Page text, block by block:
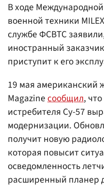
В ходе
военной техники
службе ФСВТС
иностранный
приступит к его
19 мая американский
Magazine сообщил,
истребителя Су-57
модернизации.
получит новую
которая повысит
осведомленность
расширенный планер